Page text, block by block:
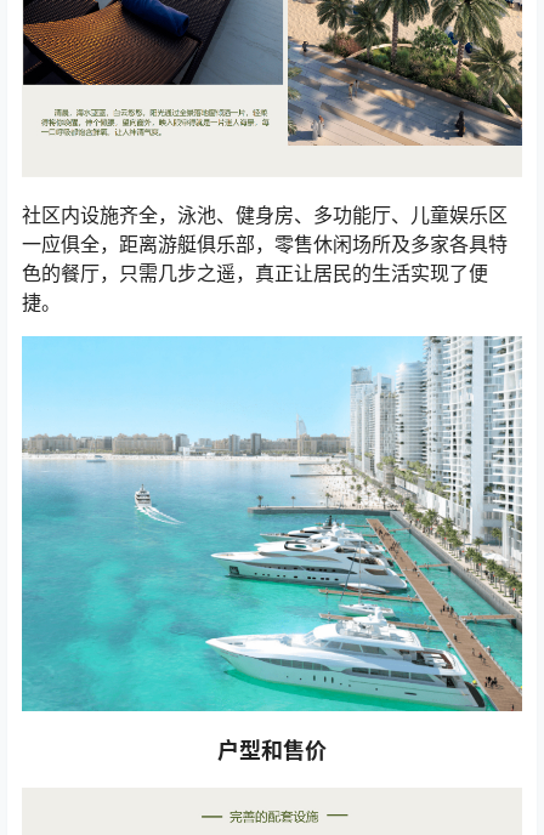
社区内设施齐全，泳池、健身房、多功能厅、儿童娱乐区
一应俱全，距离游艇俱乐部，零售休闲场所及多家各具特
色的餐厅，只需几步之遥，真正让居民的生活实现了便
捷。
户型和售价